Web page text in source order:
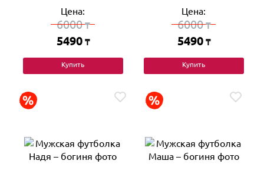
Цена:
6000₸
5490 ₸
Купить
Цена:
6000₸
5490 ₸
Купить